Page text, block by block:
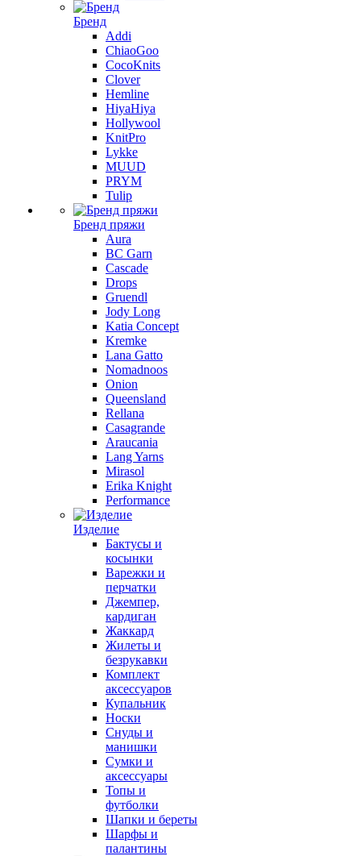
Бренд
Addi
ChiaoGoo
CocoKnits
Clover
Hemline
HiyaHiya
Hollywool
KnitPro
Lykke
MUUD
PRYM
Tulip
Бренд пряжи
Aura
BC Garn
Cascade
Drops
Gruendl
Jody Long
Katia Concept
Kremke
Lana Gatto
Nomadnoos
Onion
Queensland
Rellana
Casagrande
Araucania
Lang Yarns
Mirasol
Erika Knight
Performance
Изделие
Бактусы и
косынки
Варежки и
перчатки
Джемпер,
кардиган
Жаккард
Жилеты и
безрукавки
Комплект
аксессуаров
Купальник
Носки
Снуды и
манишки
Сумки и
аксессуары
Топы и
футболки
Шапки и береты
Шарфы и
палантины